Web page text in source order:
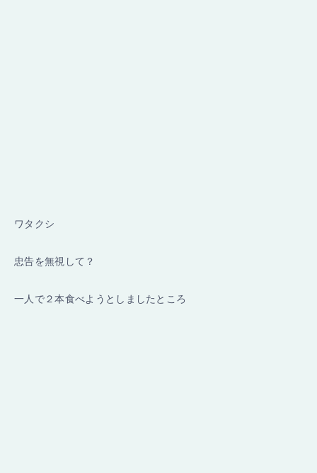
ワタクシ
忠告を無視して？
一人で２本食べようとしましたところ